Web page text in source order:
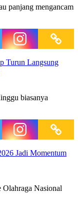
panjang mengancam
Turun Langsung
biasanya
Jadi Momentum
Nasional